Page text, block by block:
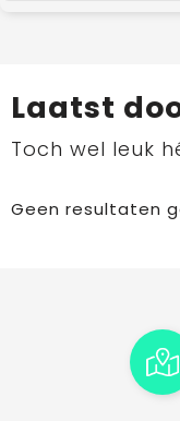
Laatst
Toch wel leuk
Geen resultaten